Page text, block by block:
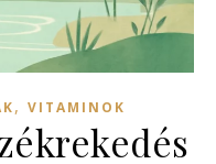
, VITAMINOK